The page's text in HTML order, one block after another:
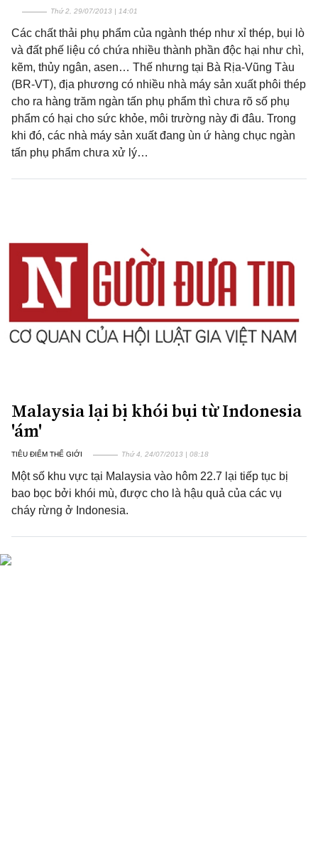
Thứ 2, 29/07/2013 | 14:01
Các chất thải phụ phẩm của ngành thép như xỉ thép, bụi lò
và đất phế liệu có chứa nhiều thành phần độc hại như chì,
kẽm, thủy ngân, asen… Thế nhưng tại Bà Rịa-Vũng Tàu
(BR-VT), địa phương có nhiều nhà máy sản xuất phôi thép
cho ra hàng trăm ngàn tấn phụ phẩm thì chưa rõ số phụ
phẩm có hại cho sức khỏe, môi trường này đi đâu. Trong
khi đó, các nhà máy sản xuất đang ùn ứ hàng chục ngàn
tấn phụ phẩm chưa xử lý…
Malaysia lại bị khói bụi từ Indonesia
'ám'
TIÊU ĐIỂM THẾ GIỚI Thứ 4, 24/07/2013 | 08:18
Một số khu vực tại Malaysia vào hôm 22.7 lại tiếp tục bị
bao bọc bởi khói mù, được cho là hậu quả của các vụ
cháy rừng ở Indonesia.